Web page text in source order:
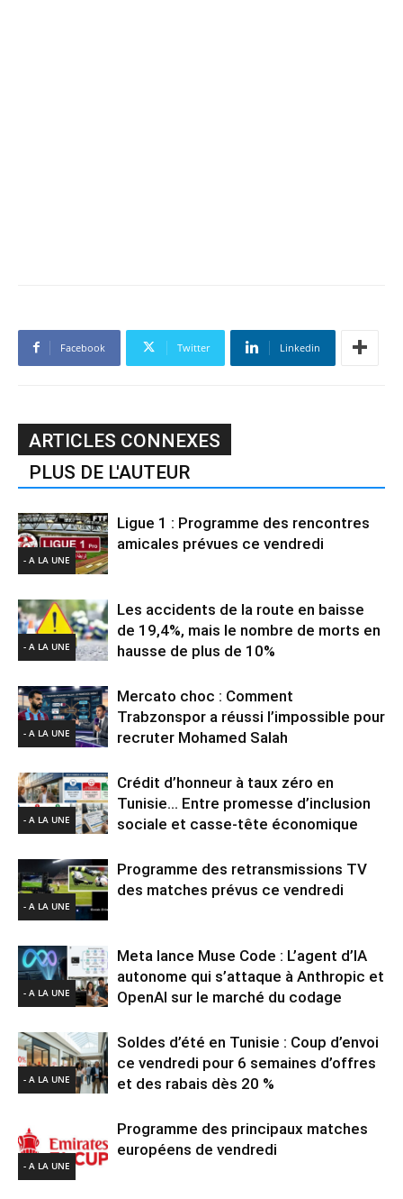
Facebook Twitter Linkedin
ARTICLES CONNEXES
PLUS DE L'AUTEUR
- A LA UNE
Ligue 1 : Programme des rencontres
amicales prévues ce vendredi
- A LA UNE
Les accidents de la route en baisse
de 19,4%, mais le nombre de morts en
hausse de plus de 10%
- A LA UNE
Mercato choc : Comment
Trabzonspor a réussi l’impossible pour
recruter Mohamed Salah
- A LA UNE
Crédit d’honneur à taux zéro en
Tunisie… Entre promesse d’inclusion
sociale et casse-tête économique
- A LA UNE
Programme des retransmissions TV
des matches prévus ce vendredi
- A LA UNE
Meta lance Muse Code : L’agent d’IA
autonome qui s’attaque à Anthropic et
OpenAI sur le marché du codage
- A LA UNE
Soldes d’été en Tunisie : Coup d’envoi
ce vendredi pour 6 semaines d’offres
et des rabais dès 20 %
- A LA UNE
Programme des principaux matches
européens de vendredi